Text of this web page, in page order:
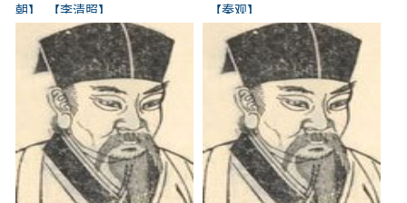
朝】_【李清照】
_【秦观】